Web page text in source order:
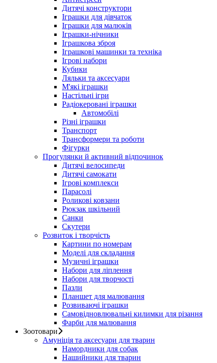
Дитячі конструктори
Іграшки для дівчаток
Іграшки для малюків
Іграшки-нічники
Іграшкова зброя
Іграшкові машинки та техніка
Ігрові набори
Кубики
Ляльки та аксесуари
М'які іграшки
Настільні ігри
Радіокеровані іграшки
Автомобілі
Різні іграшки
Транспорт
Трансформери та роботи
Фігурки
Прогулянки й активний відпочинок
Дитячі велосипеди
Дитячі самокати
Ігрові комплекси
Парасолі
Роликові ковзани
Рюкзак шкільний
Санки
Скутери
Розвиток і творчість
Картини по номерам
Моделі для складання
Музичні іграшки
Набори для ліплення
Набори для творчості
Пазли
Планшет для малювання
Розвиваючі іграшки
Самовідновлювальні килимки для різання
Фарби для малювання
Зоотовари
Амуніція та аксесуари для тварин
Намордники для собак
Нашийники для тварин